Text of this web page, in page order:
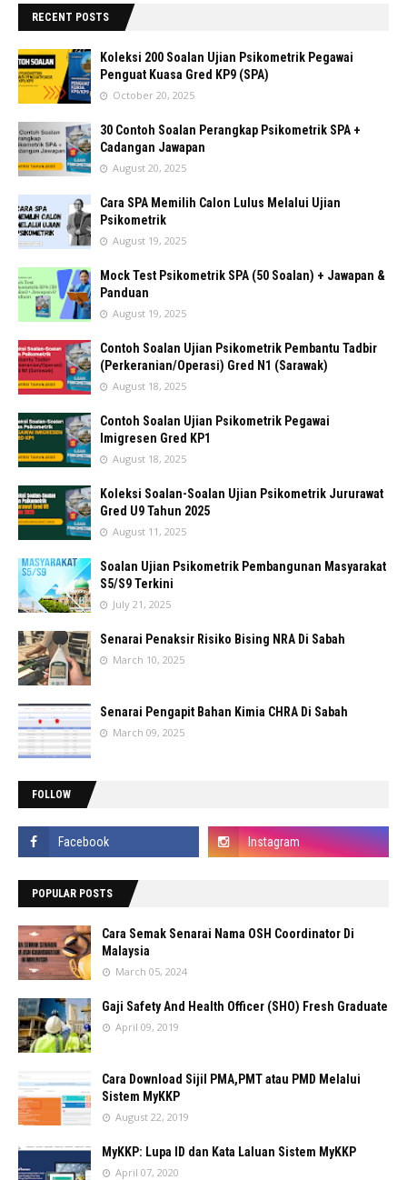
RECENT POSTS
Koleksi 200 Soalan Ujian Psikometrik Pegawai
Penguat Kuasa Gred KP9 (SPA)
October 20, 2025
30 Contoh Soalan Perangkap Psikometrik SPA +
Cadangan Jawapan
August 20, 2025
Cara SPA Memilih Calon Lulus Melalui Ujian
Psikometrik
August 19, 2025
Mock Test Psikometrik SPA (50 Soalan) + Jawapan &
Panduan
August 19, 2025
Contoh Soalan Ujian Psikometrik Pembantu Tadbir
(Perkeranian/Operasi) Gred N1 (Sarawak)
August 18, 2025
Contoh Soalan Ujian Psikometrik Pegawai
Imigresen Gred KP1
August 18, 2025
Koleksi Soalan-Soalan Ujian Psikometrik Jururawat
Gred U9 Tahun 2025
August 11, 2025
Soalan Ujian Psikometrik Pembangunan Masyarakat
S5/S9 Terkini
July 21, 2025
Senarai Penaksir Risiko Bising NRA Di Sabah
March 10, 2025
Senarai Pengapit Bahan Kimia CHRA Di Sabah
March 09, 2025
FOLLOW
POPULAR POSTS
Cara Semak Senarai Nama OSH Coordinator Di
Malaysia
March 05, 2024
Gaji Safety And Health Officer (SHO) Fresh Graduate
April 09, 2019
Cara Download Sijil PMA,PMT atau PMD Melalui
Sistem MyKKP
August 22, 2019
MyKKP: Lupa ID dan Kata Laluan Sistem MyKKP
April 07, 2020